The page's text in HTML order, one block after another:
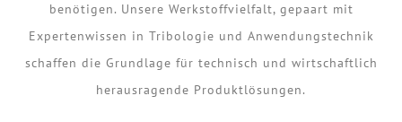
benötigen. Unsere Werkstoffvielfalt, gepaart mit
Expertenwissen in Tribologie und Anwendungstechnik
schaffen die Grundlage für technisch und wirtschaftlich
herausragende Produktlösungen.